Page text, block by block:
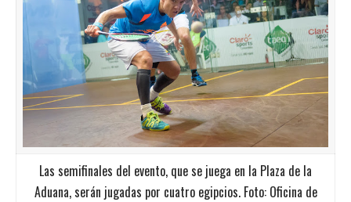
Las semifinales del evento, que se juega en la Plaza de la
Aduana, serán jugadas por cuatro egipcios. Foto: Oficina de